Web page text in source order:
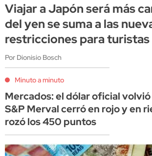
Viajar a Japón será más
del yen se suma a las
restricciones para turistas
Por Dionisio Bosch
Minuto a minuto
Mercados: el dólar oficial volvió
S&P Merval cerró en rojo y en
rozó los 450 puntos